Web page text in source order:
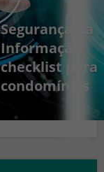
Segurança da
Informação:
checklist para
condomínios